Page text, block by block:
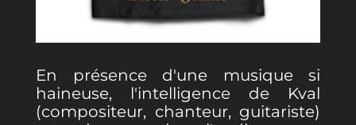
En présence d'une musique si
haineuse, l'intelligence de Kval
(compositeur, chanteur, guitariste)